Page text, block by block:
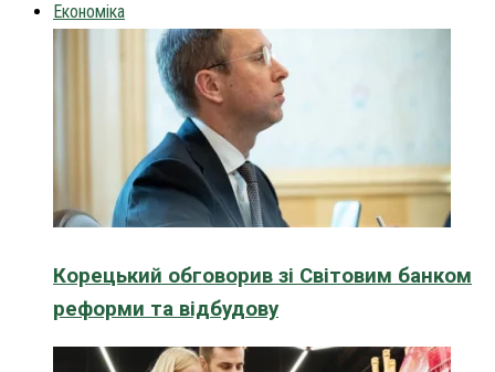
Економіка
Корецький обговорив зі Світовим банком
реформи та відбудову